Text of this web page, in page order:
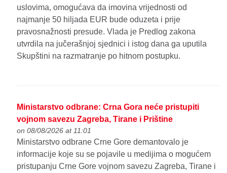
uslovima, omogućava da imovina vrijednosti od
najmanje 50 hiljada EUR bude oduzeta i prije
pravosnažnosti presude. Vlada je Predlog zakona
utvrdila na jučerašnjoj sjednici i istog dana ga uputila
Skupštini na razmatranje po hitnom postupku.
Ministarstvo odbrane: Crna Gora neće pristupiti
vojnom savezu Zagreba, Tirane i Prištine
on 08/08/2026 at 11:01
Ministarstvo odbrane Crne Gore demantovalo je
informacije koje su se pojavile u medijima o mogućem
pristupanju Crne Gore vojnom savezu Zagreba, Tirane i